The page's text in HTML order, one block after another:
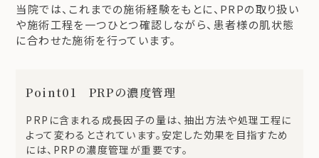
当院では、これまでの施術経験をもとに、PRPの取り扱い
や施術工程を一つひとつ確認しながら、患者様の肌状態
に合わせた施術を行っています。
Point01 PRPの濃度管理
PRPに含まれる成長因子の量は、抽出方法や処理工程に
よって変わるとされています。安定した効果を目指すため
には、PRPの濃度管理が重要です。